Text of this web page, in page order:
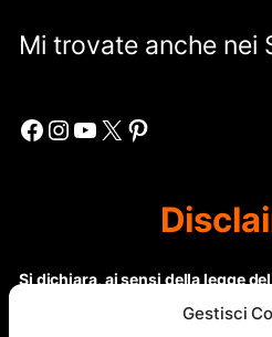
Gestisci
Mi trovate anche nei
Facebook Instagram YouTube X Pinterest
Si dichiara, ai sensi della legge
questo sito non rientra nella